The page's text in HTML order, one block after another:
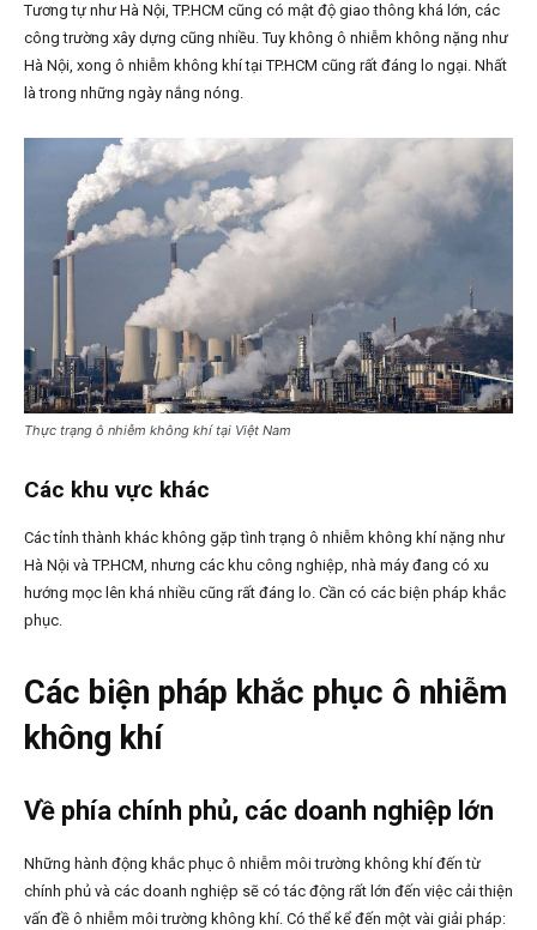
Tương tự như Hà Nội, TP.HCM cũng có mật độ giao thông khá lớn, các
công trường xây dựng cũng nhiều. Tuy không ô nhiễm không nặng như
Hà Nội, xong ô nhiễm không khí tại TP.HCM cũng rất đáng lo ngại. Nhất
là trong những ngày nắng nóng.
Thực trạng ô nhiễm không khí tại Việt Nam
Các khu vực khác
Các tỉnh thành khác không gặp tình trạng ô nhiễm không khí nặng như
Hà Nội và TP.HCM, nhưng các khu công nghiệp, nhà máy đang có xu
hướng mọc lên khá nhiều cũng rất đáng lo. Cần có các biện pháp khắc
phục.
Các biện pháp khắc phục ô nhiễm
không khí
Về phía chính phủ, các doanh nghiệp lớn
Những hành động khắc phục ô nhiễm môi trường không khí đến từ
chính phủ và các doanh nghiệp sẽ có tác động rất lớn đến việc cải thiện
vấn đề ô nhiễm môi trường không khí. Có thể kể đến một vài giải pháp: